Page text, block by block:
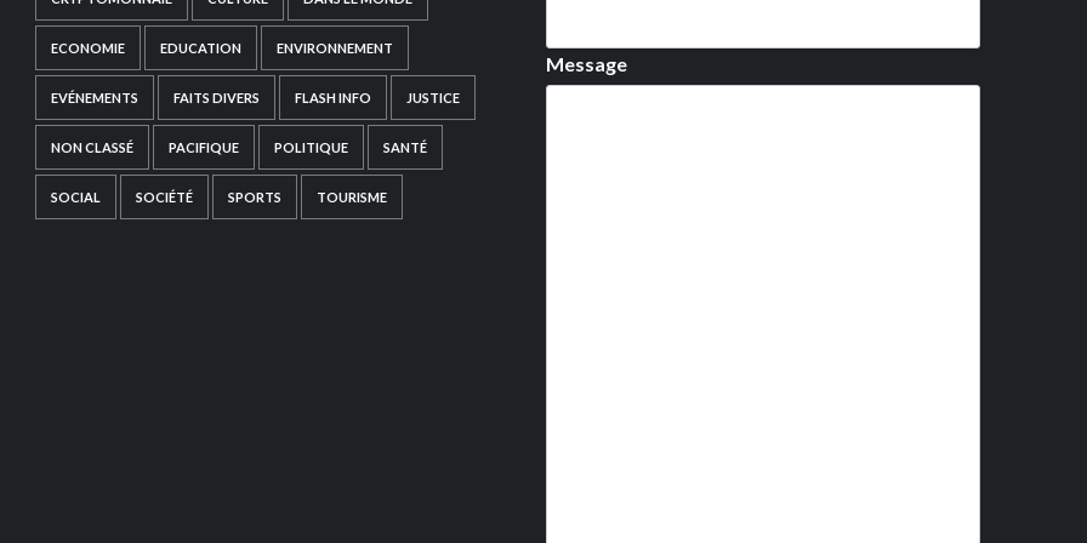
ECONOMIE EDUCATION ENVIRONNEMENT
EVÉNEMENTS FAITS DIVERS FLASH INFO JUSTICE
NON CLASSÉ PACIFIQUE POLITIQUE SANTÉ
SOCIAL SOCIÉTÉ SPORTS TOURISME
Message